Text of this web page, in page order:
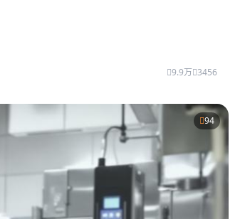
9.9万 3456
94